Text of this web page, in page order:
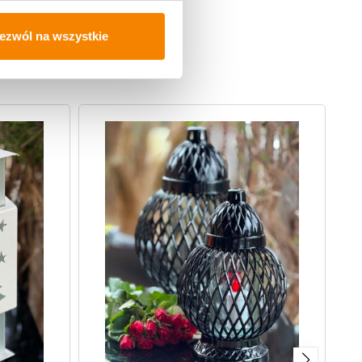
na wszystkie